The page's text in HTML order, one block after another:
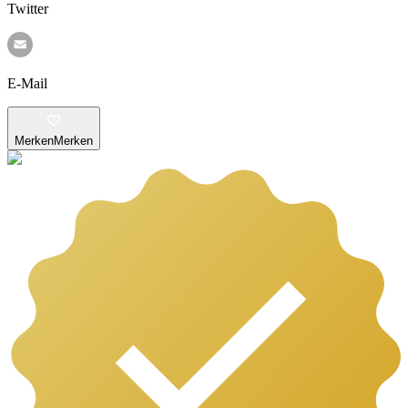
Twitter
E-Mail
MerkenMerken